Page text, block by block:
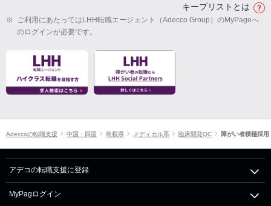
キープリストとは
※ ご利用にあたってはLHH転職エージェント（Adecco Group）のMyPageへ
のログインが必要です。
Adeccoの転職支援 中国・四国 島根県 メディカル系 臨床開発QC 障がい者積極採用
アデコの転職支援に登録
MyPagログイン